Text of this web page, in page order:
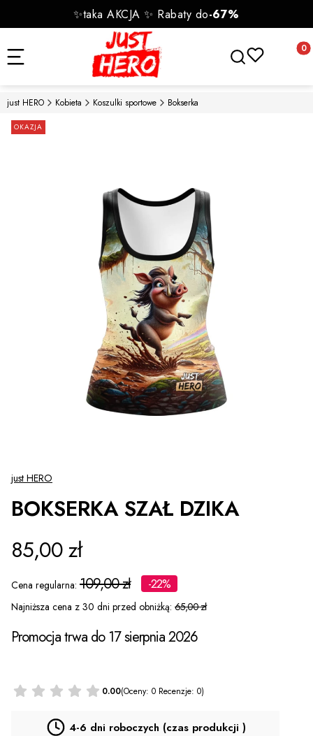
✨taka AKCJA ✨ Rabaty do-67%
Otwórz
just HERO Kobieta Koszulki sportowe Bokserka
Etykiety
OKAZJA
just HERO
BOKSERKA SZAŁ DZIKA
85,00 zł
Cena regularna: 109,00 zł -22%
Najniższa cena z 30 dni przed obniżką: 65,00 zł
Promocja trwa do 17 sierpnia 2026
0.00(Oceny: 0 Recenzje: 0)
4-6 dni roboczych (czas produkcji )